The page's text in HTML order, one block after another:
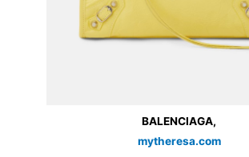
BALENCIAGA,
mytheresa.com